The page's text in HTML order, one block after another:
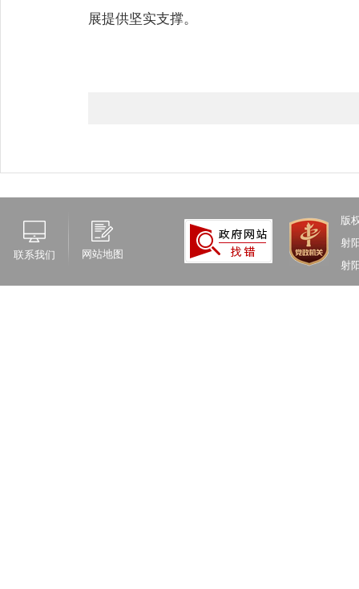
展提供坚实支撑。
联系我们 网站地图
版
射
射